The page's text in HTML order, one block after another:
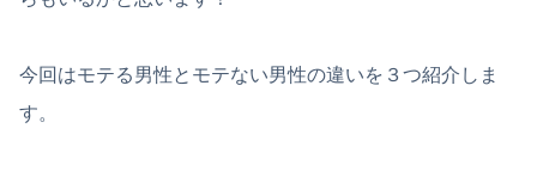
今回はモテる男性とモテない男性の違いを３つ紹介しま
す。